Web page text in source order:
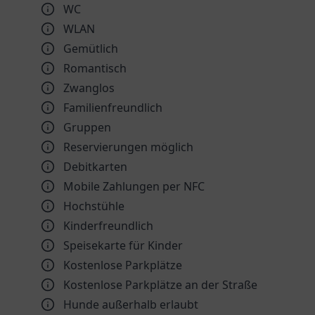
WC
WLAN
Gemütlich
Romantisch
Zwanglos
Familienfreundlich
Gruppen
Reservierungen möglich
Debitkarten
Mobile Zahlungen per NFC
Hochstühle
Kinder­freundlich
Speisekarte für Kinder
Kostenlose Parkplätze
Kostenlose Parkplätze an der Straße
Hunde außerhalb erlaubt